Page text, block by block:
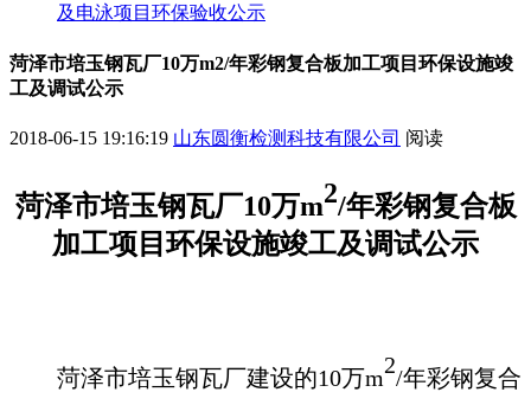
及电泳项目环保验收公示
菏泽市培玉钢瓦厂10万m2/年彩钢复合板加工项目环保设施竣
工及调试公示
2018-06-15 19:16:19 山东圆衡检测科技有限公司 阅读
菏泽市培玉钢瓦厂10万m2/年彩钢复合板
加工项目环保设施竣工及调试公示
菏泽市培玉钢瓦厂建设的10万m
2
/年彩钢复合